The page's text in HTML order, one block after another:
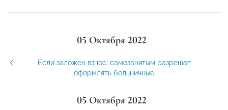
05 Октября 2022
Если заложен взнос: самозанятым разрешат
оформлять больничные
05 Октября 2022